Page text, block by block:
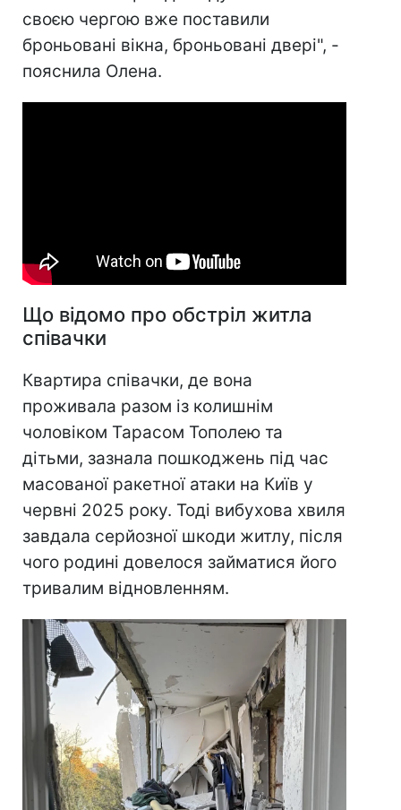
своєю чергою вже поставили
броньовані вікна, броньовані двері", -
пояснила Олена.
Що відомо про обстріл житла
співачки
Квартира співачки, де вона
проживала разом із колишнім
чоловіком Тарасом Тополею та
дітьми, зазнала пошкоджень під час
масованої ракетної атаки на Київ у
червні 2025 року. Тоді вибухова хвиля
завдала серйозної шкоди житлу, після
чого родині довелося займатися його
тривалим відновленням.